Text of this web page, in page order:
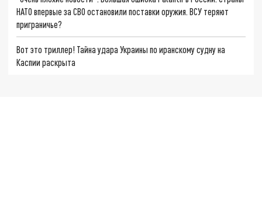
НАТО впервые за СВО остановили поставки оружия. ВСУ теряют
приграничье?
Вот это триллер! Тайна удара Украины по иранскому судну на
Каспии раскрыта